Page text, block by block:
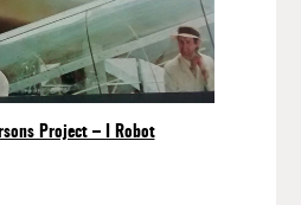
Project – I Robot